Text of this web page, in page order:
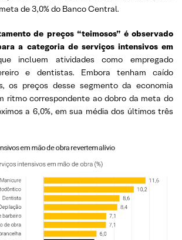
de 3,0% do Banco Central.
de preços “teimosos” é observado
a categoria de serviços intensivos em
incluem atividades como empregado
e dentistas. Embora tenham caído
os preços desse segmento da economia
ritmo correspondente ao dobro da meta do
a 6,0%, em sua média dos últimos três